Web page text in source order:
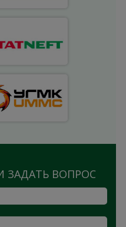
ЗАДАТЬ ВОПРОС